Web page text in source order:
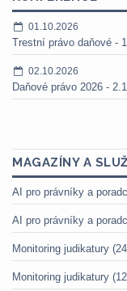
01.10.2026
Trestní právo daňové -
02.10.2026
Daňové právo 2026 -
MAGAZÍNY A
AI pro právníky a
AI pro právníky a
Monitoring judikatury
Monitoring judikatury